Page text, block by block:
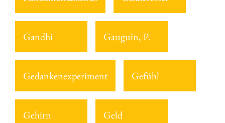
Gandhi Gauguin, P.
Gedankenexperiment Gefühl
Gehirn Geld